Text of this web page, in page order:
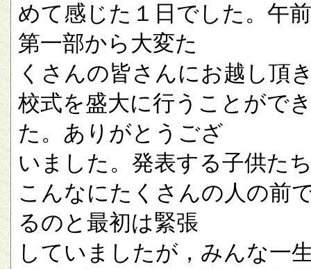
めて感じた１日でした。午
第一部から大変た
くさんの皆さんにお越し頂
校式を盛大に行うことがで
た。ありがとうござ
いました。発表する子供た
こんなにたくさんの人の前
るのと最初は緊張
していましたが，みんな一